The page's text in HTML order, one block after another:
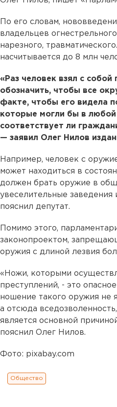
По его словам,
владельцев
нарезного,
насчитывается до 8 млн
«Раз человек взял с собой
обозначить, чтобы все
факте, чтобы его видела
которые могли бы в
соответствует ли
— заявил Олег Нилов
Например, человек с
может находиться в
должен брать оружие в
увеселительные заведения
пояснил депутат.
Помимо этого,
законопроектом,
оружия с длиной лезвия
«Ножи, которыми
преступлений, - это
ношение такого оружия не
а отсюда
является основной
пояснил Олег Нилов.
Фото: pixabay.com
Общество